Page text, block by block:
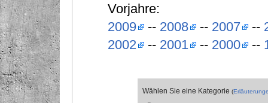
Vorjahre:
2009
-- 2008 -- 2007 --
2002
-- 2001 -- 2000 --
Wählen Sie eine Kategorie (